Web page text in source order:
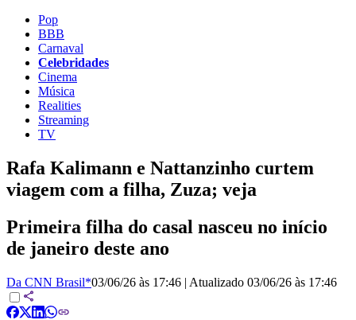
Pop
BBB
Carnaval
Celebridades
Cinema
Música
Realities
Streaming
TV
Rafa Kalimann e Nattanzinho curtem
viagem com a filha, Zuza; veja
Primeira filha do casal nasceu no início
de janeiro deste ano
Da CNN Brasil*03/06/26 às 17:46 | Atualizado 03/06/26 às 17:46